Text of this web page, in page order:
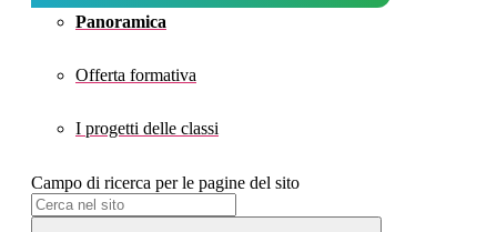
Panoramica
Offerta formativa
I progetti delle classi
Campo di ricerca per le pagine del sito